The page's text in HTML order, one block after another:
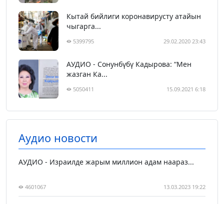
Кытай бийлиги коронавирусту атайын
чыгарга...
5399795 29.02.2020 23:43
АУДИО - Сонунбүбү Кадырова: “Мен
жазган Ка...
5050411 15.09.2021 6:18
Аудио новости
АУДИО - Израилде жарым миллион адам наараз...
4601067 13.03.2023 19:22